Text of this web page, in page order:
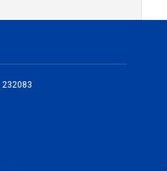
232083